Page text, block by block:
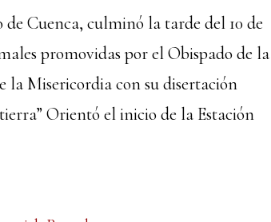
de Cuenca, culminó la tarde del 10 de
promovidas por el Obispado de la
la Misericordia con su disertación
Orientó el inicio de la Estación